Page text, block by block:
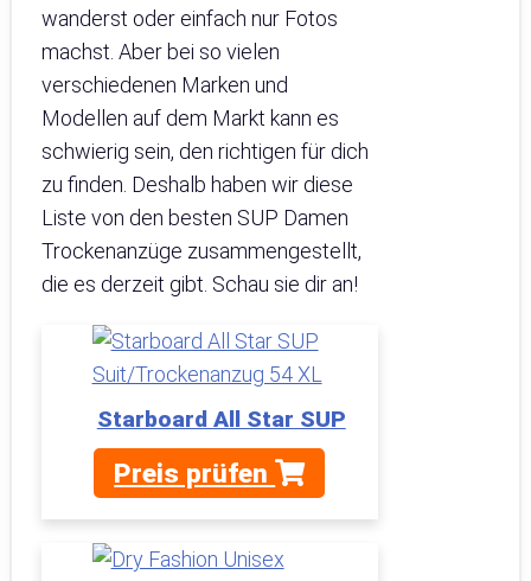
wanderst oder einfach nur Fotos
machst. Aber bei so vielen
verschiedenen Marken und
Modellen auf dem Markt kann es
schwierig sein, den richtigen für dich
zu finden. Deshalb haben wir diese
Liste von den besten SUP Damen
Trockenanzüge zusammengestellt,
die es derzeit gibt. Schau sie dir an!
Starboard All Star SUP
Preis prüfen